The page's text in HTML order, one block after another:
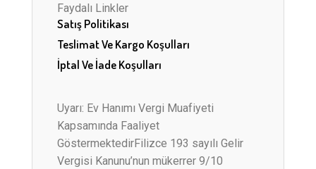
Faydalı Linkler
Satış Politikası
Teslimat Ve Kargo Koşulları
İptal Ve İade Koşulları
Uyarı: Ev Hanımı Vergi Muafiyeti
Kapsamında Faaliyet
GöstermektedirFilizce 193 sayılı Gelir
Vergisi Kanunu’nun mükerrer 9/10